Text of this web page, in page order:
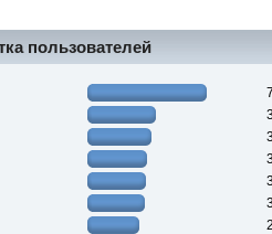
пользователей